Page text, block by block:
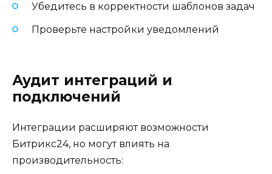
Убедитесь в корректности шаблонов задач
Проверьте настройки уведомлений
Аудит интеграций и
подключений
Интеграции расширяют возможности
Битрикс24, но могут влиять на
производительность: